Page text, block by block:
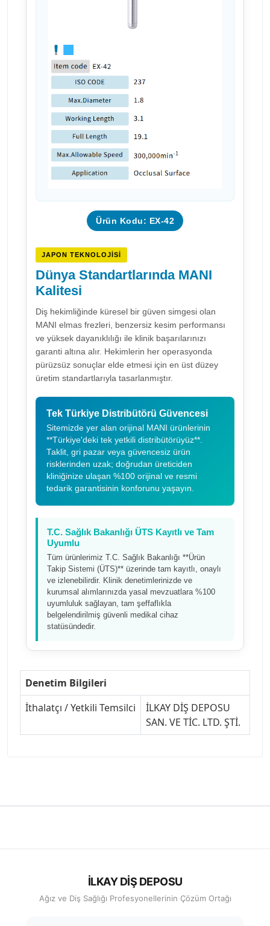
Ürün Kodu: EX-42
JAPON TEKNOLOJISI
Dünya Standartlarında MANI
Kalitesi
Diş hekimliğinde küresel bir güven simgesi olan
MANI elmas frezleri, benzersiz kesim performansı
ve yüksek dayanıklılığı ile klinik başarılarınızı
garanti altına alır. Hekimlerin her operasyonda
pürüzsüz sonuçlar elde etmesi için en üst düzey
üretim standartlarıyla tasarlanmıştır.
Tek Türkiye Distribütörü Güvencesi
Sitemizde yer alan orijinal MANI ürünlerinin
**Türkiye'deki tek yetkili distribütörüyüz**.
Taklit, gri pazar veya güvencesiz ürün
risklerinden uzak; doğrudan üreticiden
kliniğinize ulaşan %100 orijinal ve resmi
tedarik garantisinin konforunu yaşayın.
T.C. Sağlık Bakanlığı ÜTS Kayıtlı ve Tam
Uyumlu
Tüm ürünlerimiz T.C. Sağlık Bakanlığı **Ürün
Takip Sistemi (ÜTS)** üzerinde tam kayıtlı, onaylı
ve izlenebilirdir. Klinik denetimlerinizde ve
kurumsal alımlarınızda yasal mevzuatlara %100
uyumluluk sağlayan, tam şeffaflıkla
belgelendirilmiş güvenli medikal cihaz
statüsündedir.
Denetim Bilgileri
İthalatçı / Yetkili Temsilci
İLKAY DİŞ DEPOSU
SAN. VE TİC. LTD. ŞTİ.
İLKAY DİŞ DEPOSU
Ağız ve Diş Sağlığı Profesyonellerinin Çözüm Ortağı